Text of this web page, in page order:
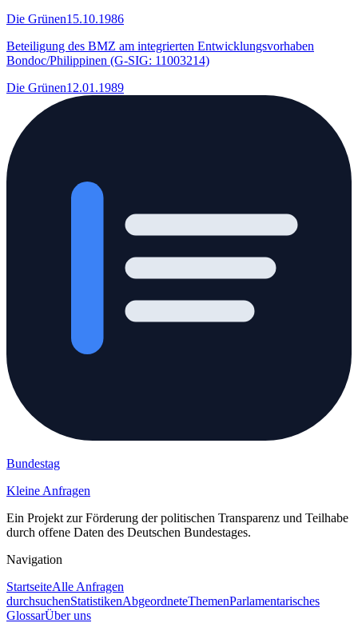
Die Grünen15.10.1986
Beteiligung des BMZ am integrierten Entwicklungsvorhaben
Bondoc/Philippinen (G-SIG: 11003214)
Die Grünen12.01.1989
Bundestag
Kleine Anfragen
Ein Projekt zur Förderung der politischen Transparenz und Teilhabe
durch offene Daten des Deutschen Bundestages.
Navigation
StartseiteAlle Anfragen
durchsuchenStatistikenAbgeordneteThemenParlamentarisches
GlossarÜber uns